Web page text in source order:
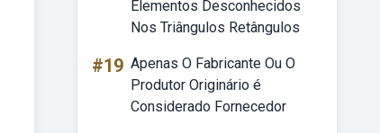
Elementos Desconhecidos
Nos Triângulos Retângulos
#19 Apenas O Fabricante Ou O
Produtor Originário é
Considerado Fornecedor